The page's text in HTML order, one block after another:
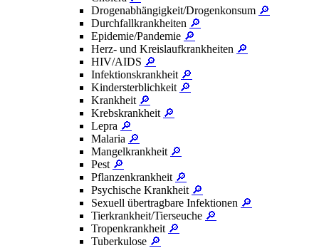
Drogenabhängigkeit/Drogenkonsum 🔎
Durchfallkrankheiten 🔎
Epidemie/Pandemie 🔎
Herz- und Kreislaufkrankheiten 🔎
HIV/AIDS 🔎
Infektionskrankheit 🔎
Kindersterblichkeit 🔎
Krankheit 🔎
Krebskrankheit 🔎
Lepra 🔎
Malaria 🔎
Mangelkrankheit 🔎
Pest 🔎
Pflanzenkrankheit 🔎
Psychische Krankheit 🔎
Sexuell übertragbare Infektionen 🔎
Tierkrankheit/Tierseuche 🔎
Tropenkrankheit 🔎
Tuberkulose 🔎